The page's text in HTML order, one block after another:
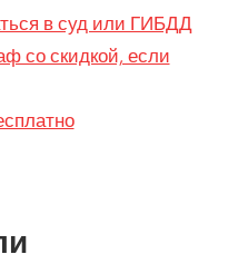
в суд или ГИБДД
со скидкой, если